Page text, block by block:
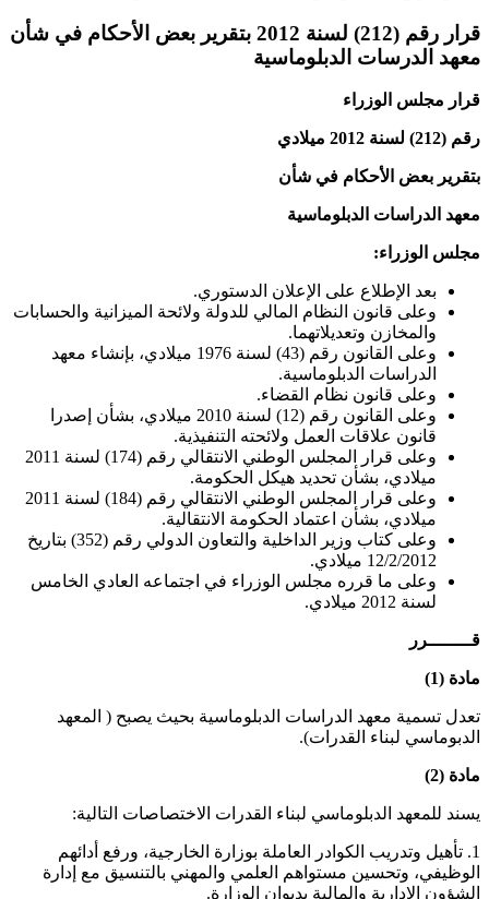
قرار رقم (212) لسنة 2012 بتقرير بعض الأحكام في شأن
معهد الدرسات الدبلوماسية
قرار مجلس الوزراء
رقم (212) لسنة 2012 ميلادي
بتقرير بعض الأحكام في شأن
معهد الدراسات الدبلوماسية
مجلس الوزراء:
بعد الإطلاع على الإعلان الدستوري.
وعلى قانون النظام المالي للدولة ولائحة الميزانية والحسابات
والمخازن وتعديلاتهما.
وعلى القانون رقم (43) لسنة 1976 ميلادي، بإنشاء معهد
الدراسات الدبلوماسية.
وعلى قانون نظام القضاء.
وعلى القانون رقم (12) لسنة 2010 ميلادي، بشأن إصدرا
قانون علاقات العمل ولائحته التنفيذية.
وعلى قرار المجلس الوطني الانتقالي رقم (174) لسنة 2011
ميلادي، بشأن تحديد هيكل الحكومة.
وعلى قرار المجلس الوطني الانتقالي رقم (184) لسنة 2011
ميلادي، بشأن اعتماد الحكومة الانتقالية.
وعلى كتاب وزير الداخلية والتعاون الدولي رقم (352) بتاريخ
12/2/2012 ميلادي.
وعلى ما قرره مجلس الوزراء في اجتماعه العادي الخامس
لسنة 2012 ميلادي.
قــــــــرر
مادة (1)
تعدل تسمية معهد الدراسات الدبلوماسية بحيث يصبح ( المعهد
الدبوماسي لبناء القدرات).
مادة (2)
يسند للمعهد الدبلوماسي لبناء القدرات الاختصاصات التالية:
1. تأهيل وتدريب الكوادر العاملة بوزارة الخارجية، ورفع أدائهم
الوظيفي، وتحسين مستواهم العلمي والمهني بالتنسيق مع إدارة
الشؤون الإدارية والمالية بديوان الوزارة.